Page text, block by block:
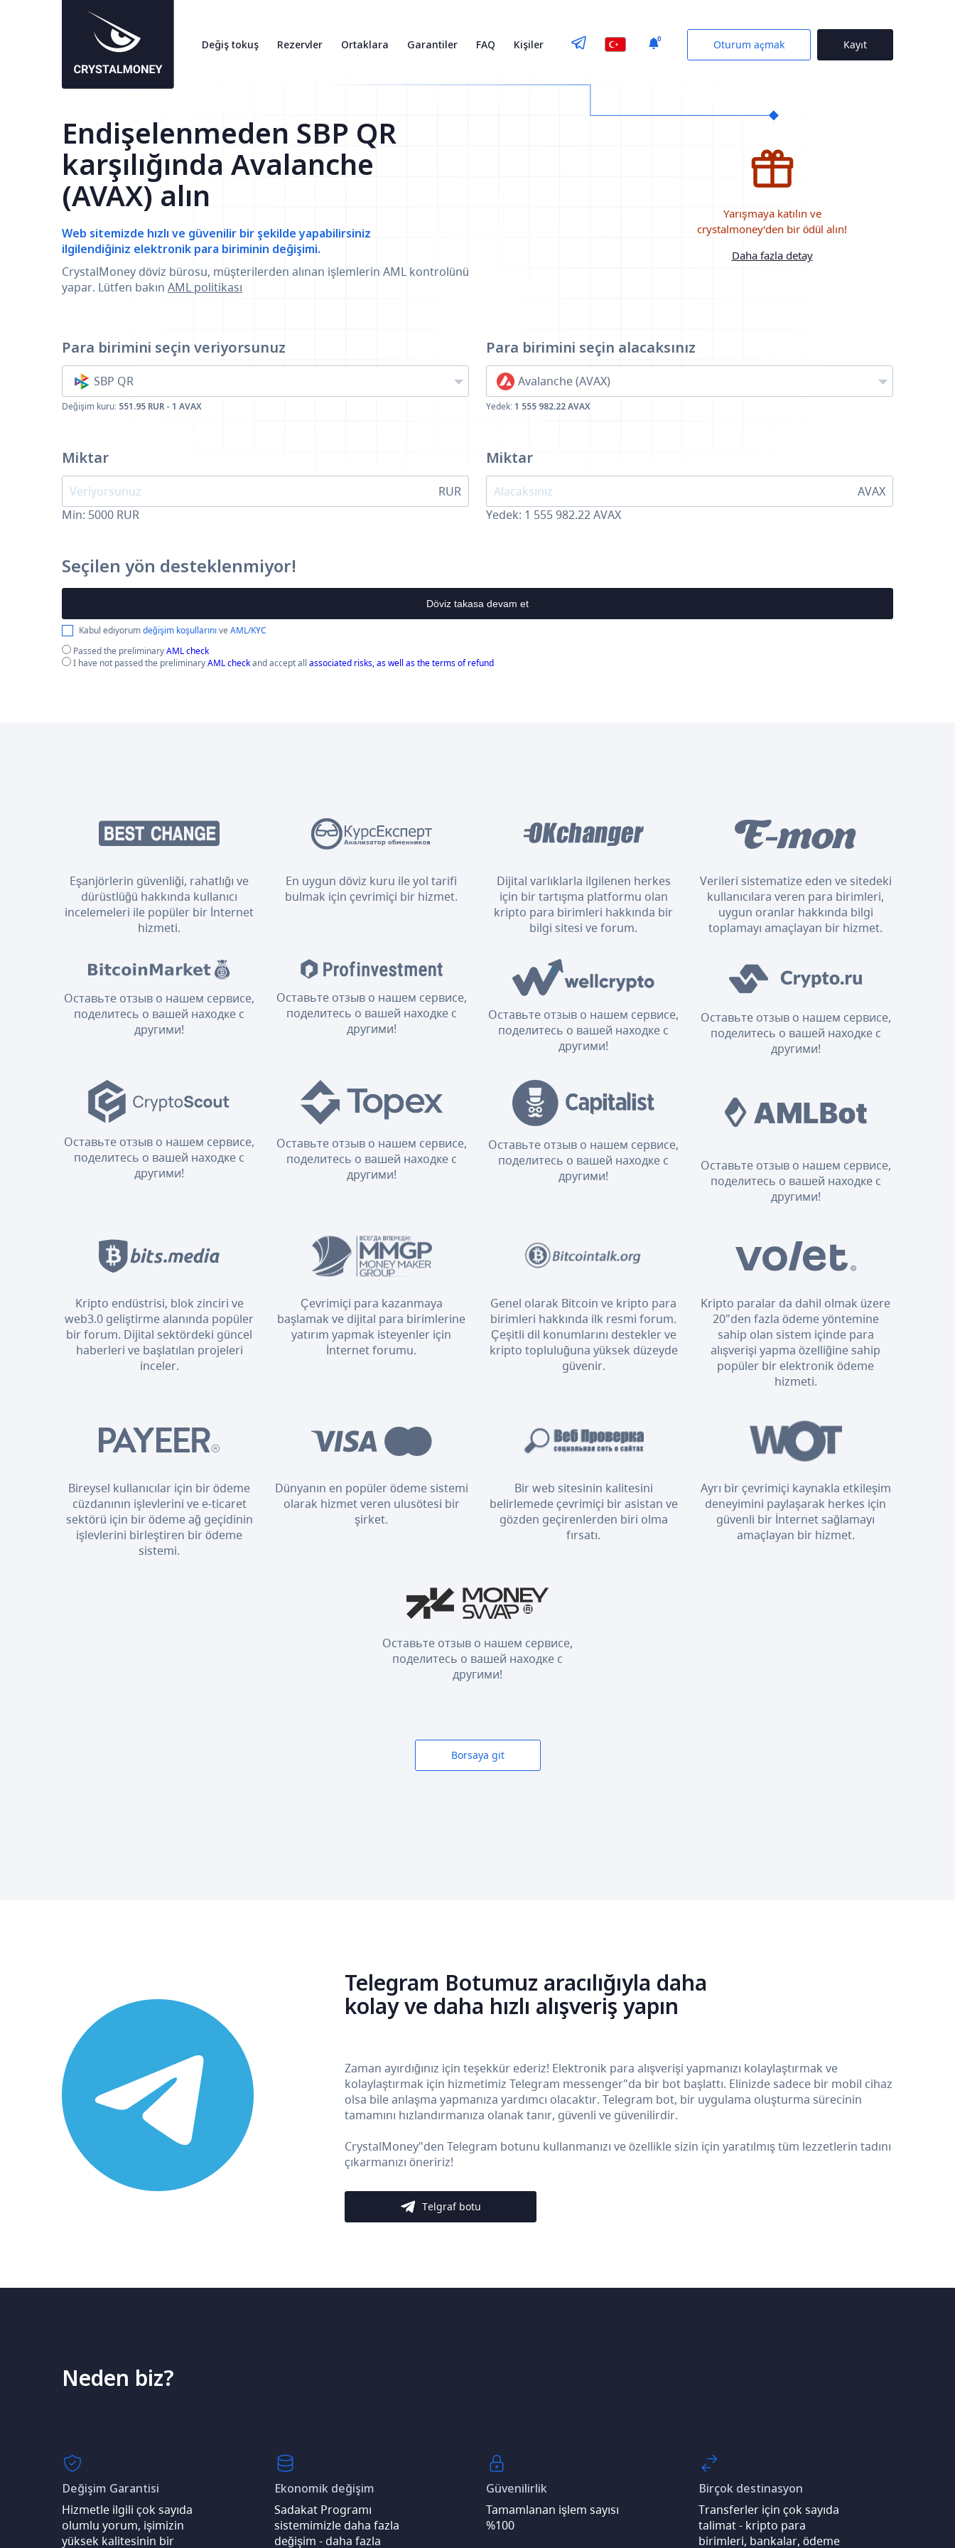
Değiş tokuş Rezervler Ortaklara Garantiler FAQ Kişiler 0 Oturum açmak Kayıt
Endişelenmeden SBP QR
karşılığında Avalanche
(AVAX) alın
Web sitemizde hızlı ve güvenilir bir şekilde yapabilirsiniz
ilgilendiğiniz elektronik para biriminin değişimi.
CrystalMoney döviz bürosu, müşterilerden alınan işlemlerin AML kontrolünü
yapar. Lütfen bakın AML politikası
Yarışmaya katılın ve
crystalmoney'den bir ödül alın!
Daha fazla detay
Para birimini seçin veriyorsunuz
SBP QR
Değişim kuru: 551.95 RUR - 1 AVAX
Miktar
RUR
Min: 5000 RUR
Para birimini seçin alacaksınız
Avalanche (AVAX)
Yedek: 1 555 982.22 AVAX
Miktar
AVAX
Yedek: 1 555 982.22 AVAX
Seçilen yön desteklenmiyor!
Döviz takasa devam et
Kabul ediyorumdeğişim koşullarınıveAML/KYC
Passed the preliminaryAML check
I have not passed the preliminaryAML checkand accept all associated risks, as well as the terms of refund
Eşanjörlerin güvenliği, rahatlığı ve
dürüstlüğü hakkında kullanıcı
incelemeleri ile popüler bir İnternet
hizmeti.
En uygun döviz kuru ile yol tarifi
bulmak için çevrimiçi bir hizmet.
Dijital varlıklarla ilgilenen herkes
için bir tartışma platformu olan
kripto para birimleri hakkında bir
bilgi sitesi ve forum.
Verileri sistematize eden ve sitedeki
kullanıcılara veren para birimleri,
uygun oranlar hakkında bilgi
toplamayı amaçlayan bir hizmet.
Оставьте отзыв о нашем сервисе,
поделитесь о вашей находке с
другими!
Оставьте отзыв о нашем сервисе,
поделитесь о вашей находке с
другими!
Оставьте отзыв о нашем сервисе,
поделитесь о вашей находке с
другими!
Оставьте отзыв о нашем сервисе,
поделитесь о вашей находке с
другими!
Оставьте отзыв о нашем сервисе,
поделитесь о вашей находке с
другими!
Оставьте отзыв о нашем сервисе,
поделитесь о вашей находке с
другими!
Оставьте отзыв о нашем сервисе,
поделитесь о вашей находке с
другими!
Оставьте отзыв о нашем сервисе,
поделитесь о вашей находке с
другими!
Kripto endüstrisi, blok zinciri ve
web3.0 geliştirme alanında popüler
bir forum. Dijital sektördeki güncel
haberleri ve başlatılan projeleri
inceler.
Çevrimiçi para kazanmaya
başlamak ve dijital para birimlerine
yatırım yapmak isteyenler için
İnternet forumu.
Genel olarak Bitcoin ve kripto para
birimleri hakkında ilk resmi forum.
Çeşitli dil konumlarını destekler ve
kripto topluluğuna yüksek düzeyde
güvenir.
Kripto paralar da dahil olmak üzere
20"den fazla ödeme yöntemine
sahip olan sistem içinde para
alışverişi yapma özelliğine sahip
popüler bir elektronik ödeme
hizmeti.
Bireysel kullanıcılar için bir ödeme
cüzdanının işlevlerini ve e-ticaret
sektörü için bir ödeme ağ geçidinin
işlevlerini birleştiren bir ödeme
sistemi.
Dünyanın en popüler ödeme sistemi
olarak hizmet veren ulusötesi bir
şirket.
Bir web sitesinin kalitesini
belirlemede çevrimiçi bir asistan ve
gözden geçirenlerden biri olma
fırsatı.
Ayrı bir çevrimiçi kaynakla etkileşim
deneyimini paylaşarak herkes için
güvenli bir İnternet sağlamayı
amaçlayan bir hizmet.
Оставьте отзыв о нашем сервисе,
поделитесь о вашей находке с
другими!
Borsaya git
Telegram Botumuz aracılığıyla daha
kolay ve daha hızlı alışveriş yapın
Zaman ayırdığınız için teşekkür ederiz! Elektronik para alışverişi yapmanızı kolaylaştırmak ve
kolaylaştırmak için hizmetimiz Telegram messenger"da bir bot başlattı. Elinizde sadece bir mobil cihaz
olsa bile anlaşma yapmanıza yardımcı olacaktır. Telegram bot, bir uygulama oluşturma sürecinin
tamamını hızlandırmanıza olanak tanır, güvenli ve güvenilirdir.
CrystalMoney"den Telegram botunu kullanmanızı ve özellikle sizin için yaratılmış tüm lezzetlerin tadını
çıkarmanızı öneririz!
Telgraf botu
Neden biz?
Değişim Garantisi
Hizmetle ilgili çok sayıda
olumlu yorum, işimizin
yüksek kalitesinin bir
Ekonomik değişim
Sadakat Programı
sistemimizle daha fazla
değişim - daha fazla
Güvenilirlik
Tamamlanan işlem sayısı
%100
Birçok destinasyon
Transferler için çok sayıda
talimat - kripto para
birimleri, bankalar, ödeme